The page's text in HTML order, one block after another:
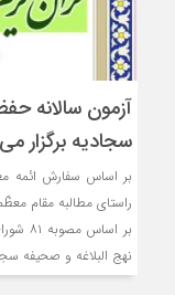
آزمون سالانه
سجادیه برگزار
بر اساس سفارش ائمه
راستای مطالبه مقام
بر
نهج البلاغه و صحیفه